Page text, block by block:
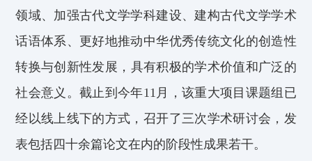
领域、加强古代文学学科建设、建构古代文学学术
话语体系、 更好地推动中华优秀传统文化的创造性
转换与创新性发展 ， 具有积极的学术价值和广泛的
社会意义 。截止到今年11 月， 该重大项目课题组 已
经以线上线下的方式，召开了三次学术研讨会，发
表包括四十余篇论文在内的阶段性成果若干。